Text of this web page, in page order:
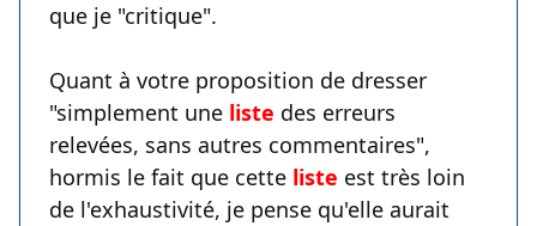
que je "critique".
Quant à votre proposition de dresser
"simplement une liste des erreurs
relevées, sans autres commentaires",
hormis le fait que cette liste est très loin
de l'exhaustivité, je pense qu'elle aurait